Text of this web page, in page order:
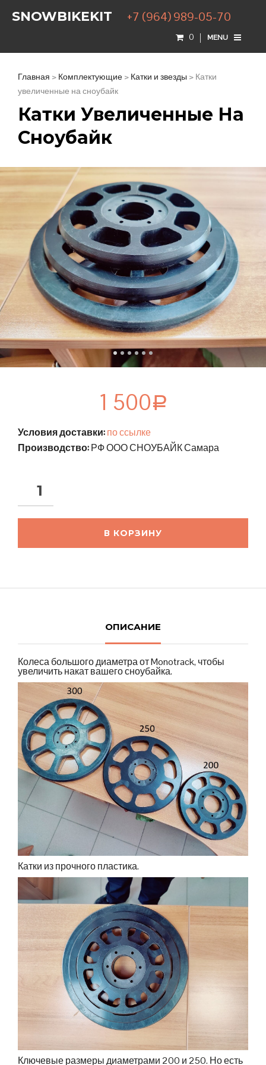
SNOWBIKEKIT +7 (964) 989-05-70
0 MENU
Главная > Комплектующие > Катки и звезды > Катки
увеличенные на сноубайк
Катки Увеличенные На
Сноубайк
1 500Р
Условия доставки:по ссылке
Производство:РФ ООО СНОУБАЙК Самара
В КОРЗИНУ
ОПИСАНИЕ
Колеса большого диаметра от Monotrack, чтобы
увеличить накат вашего сноубайка.
Катки из прочного пластика.
Ключевые размеры диаметрами 200 и 250. Но есть